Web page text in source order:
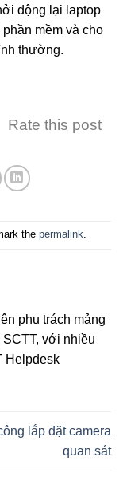
động lại laptop
mềm và cho
thường.
Rate this post
the permalink.
phụ trách mảng
với nhiều
Helpdesk
lắp đặt camera
quan sát